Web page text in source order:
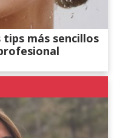
más sencillos